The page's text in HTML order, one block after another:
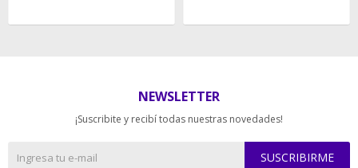
NEWSLETTER
¡Suscribite y recibí todas nuestras novedades!
SUSCRIBIRME